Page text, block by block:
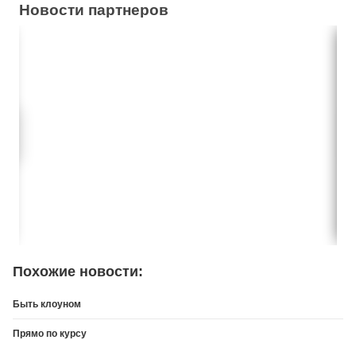
Новости партнеров
Похожие новости:
Быть клоуном
Прямо по курсу